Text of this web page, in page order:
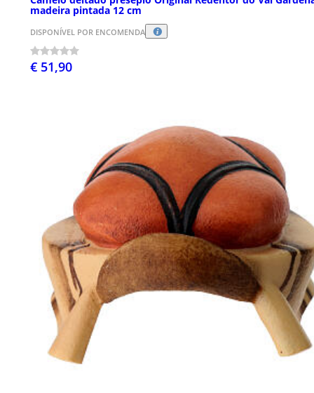
madeira pintada 12 cm
DISPONÍVEL POR ENCOMENDA
€ 51,90